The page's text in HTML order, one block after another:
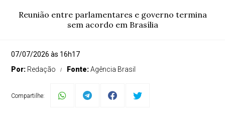
Reunião entre parlamentares e governo termina
sem acordo em Brasília
07/07/2026 às 16h17
Por: Redação Fonte:Agência Brasil
Compartilhe: